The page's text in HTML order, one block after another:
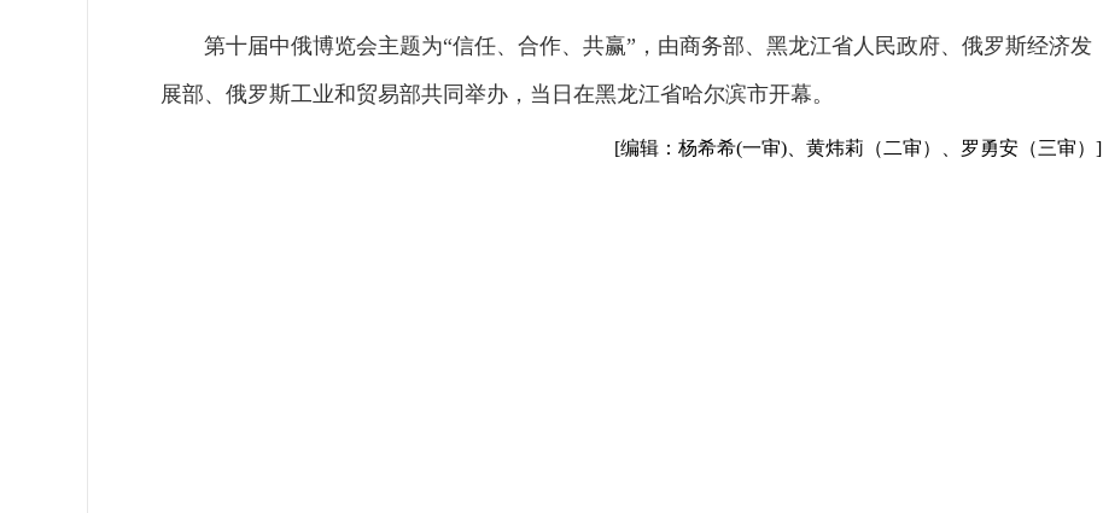
第十届中俄博览会主题为“信任、合作、共赢”，由商务部、黑龙江省人民政府、俄罗斯经济发
展部、俄罗斯工业和贸易部共同举办，当日在黑龙江省哈尔滨市开幕。
[编辑：杨希希(一审)、黄炜莉（二审）、罗勇安（三审）]